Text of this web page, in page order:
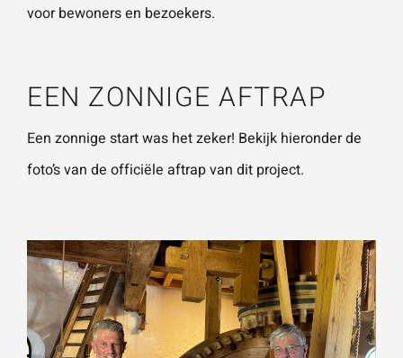
voor bewoners en bezoekers.
EEN ZONNIGE AFTRAP
Een zonnige start was het zeker! Bekijk hieronder de
foto’s van de officiële aftrap van dit project.